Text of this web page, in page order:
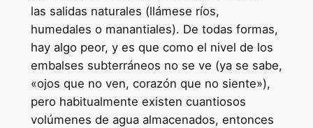
las salidas naturales (llámese ríos,
humedales o manantiales). De todas formas,
hay algo peor, y es que como el nivel de los
embalses subterráneos no se ve (ya se sabe,
«ojos que no ven, corazón que no siente»),
pero habitualmente existen cuantiosos
volúmenes de agua almacenados, entonces